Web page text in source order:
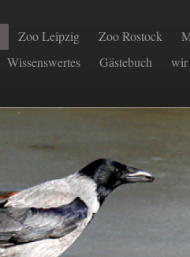
Zoo Leipzig Zoo Rostock
Wissenswertes Gästebuch wir